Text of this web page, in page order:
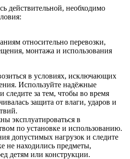
действительной, необходимо
относительно перевозки,
монтажа и использования
в условиях, исключающих
Используйте надёжные
следите за тем, чтобы во время
защита от влаги, ударов и
эксплуатироваться в
по установке и использованию.
допустимых нагрузок и следите
не находились предметы,
детям или конструкции.